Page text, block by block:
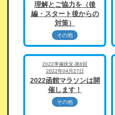
理解とご協力を（後
編・スタート後からの
対策）
その他
2022準備状況-第8回
2022年04月27日
2022函館マラソンは開
催します！
その他